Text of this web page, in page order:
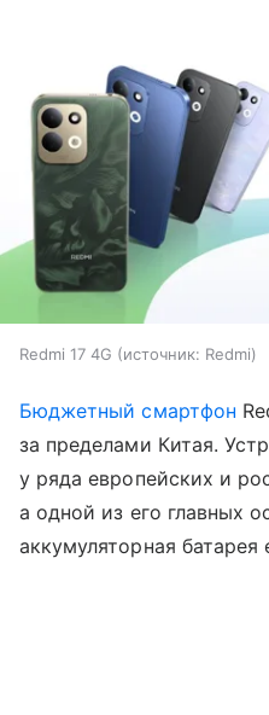
Redmi 17 4G источник: Redmi
Бюджетный смартфон
за пределами Китая.
у ряда европейских и
а одной из его главных
аккумуляторная